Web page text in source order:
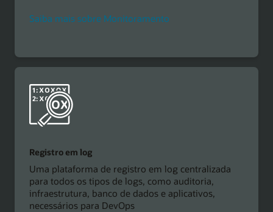
Saiba mais sobre Monitoramento
Registro em log
Uma plataforma de registro em log centralizada
para todos os tipos de logs, como auditoria,
infraestrutura, banco de dados e aplicativos,
necessários para DevOps